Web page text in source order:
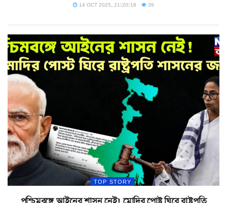
14 OCT 2025, 21:20:18 39
TOP STORY